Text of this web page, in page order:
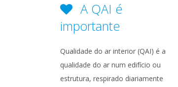
A QAI é
importante
Qualidade do ar interior (QAI) é a
qualidade do ar num edifício ou
estrutura, respirado diariamente